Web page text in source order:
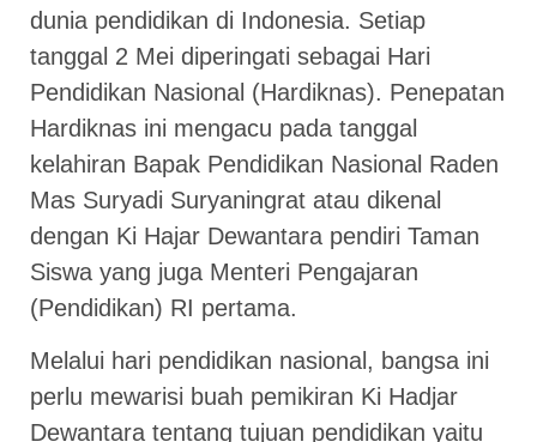
dunia pendidikan di Indonesia. Setiap
tanggal 2 Mei diperingati sebagai Hari
Pendidikan Nasional (Hardiknas). Penepatan
Hardiknas ini mengacu pada tanggal
kelahiran Bapak Pendidikan Nasional Raden
Mas Suryadi Suryaningrat atau dikenal
dengan Ki Hajar Dewantara pendiri Taman
Siswa yang juga Menteri Pengajaran
(Pendidikan) RI pertama.
Melalui hari pendidikan nasional, bangsa ini
perlu mewarisi buah pemikiran Ki Hadjar
Dewantara tentang tujuan pendidikan yaitu